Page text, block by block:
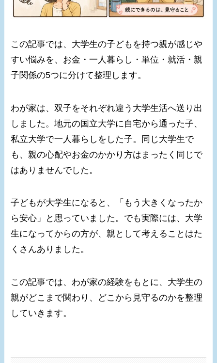
この記事では、大学生の子どもを持つ親が感じや
すい悩みを、お金・一人暮らし・単位・就活・親
子関係の5つに分けて整理します。
わが家は、双子をそれぞれ違う大学生活へ送り出
しました。地元の国立大学に自宅から通った子、
私立大学で一人暮らしをした子。同じ大学生で
も、親の心配やお金のかかり方はまったく同じで
はありませんでした。
子どもが大学生になると、「もう大きくなったか
ら安心」と思っていました。でも実際には、大学
生になってからの方が、親として考えることはた
くさんありました。
この記事では、わが家の経験をもとに、大学生の
親がどこまで関わり、どこから見守るのかを整理
していきます。